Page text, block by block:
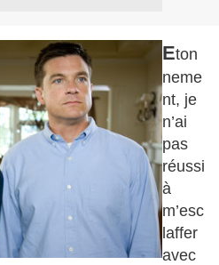
Eton
neme
nt, je
n’ai
pas
réussi
à
m’esc
laffer
avec